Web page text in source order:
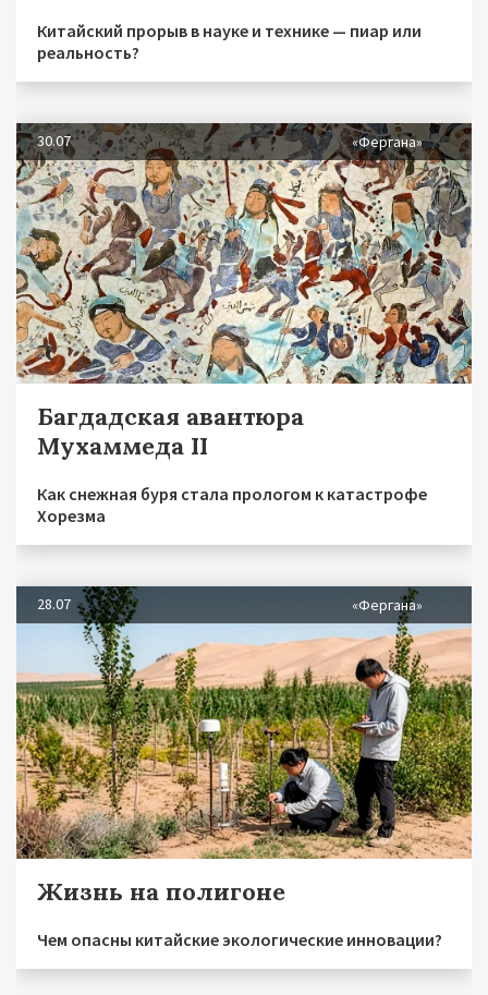
Китайский прорыв в науке и технике — пиар или
реальность?
30.07 «Фергана»
Багдадская авантюра
Мухаммеда II
Как снежная буря стала прологом к катастрофе
Хорезма
28.07 «Фергана»
Жизнь на полигоне
Чем опасны китайские экологические инновации?